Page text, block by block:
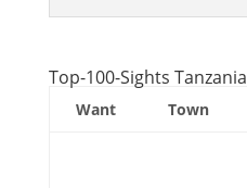
Top-100-Sights Tanzania
Want Town